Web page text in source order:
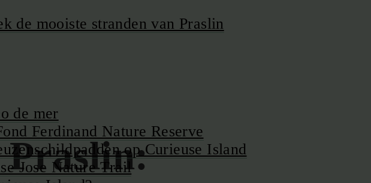
Praslin:
de mooiste stranden van Praslin
de mer
Ferdinand Nature Reserve
op Curieuse Island
Jose Nature Trail